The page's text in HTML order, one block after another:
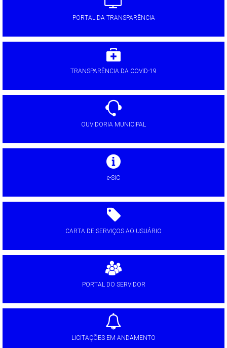
PORTAL DA TRANSPARÊNCIA
TRANSPARÊNCIA DA COVID-19
OUVIDORIA MUNICIPAL
e-SIC
CARTA DE SERVIÇOS AO USUÁRIO
PORTAL DO SERVIDOR
LICITAÇÕES EM ANDAMENTO